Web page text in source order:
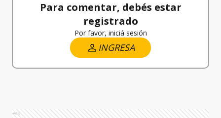
Para comentar, debés estar
registrado
Por favor, iniciá sesión
INGRESA
Ads